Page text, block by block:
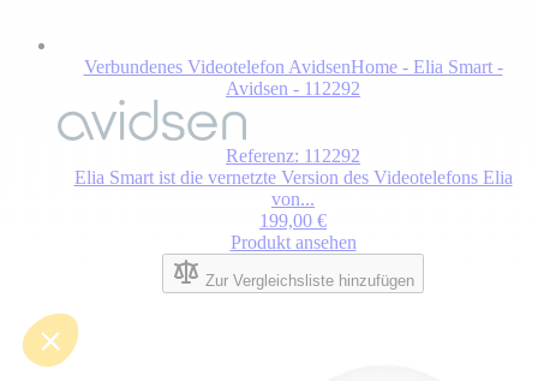
Verbundenes Videotelefon AvidsenHome - Elia Smart -
Avidsen - 112292
Referenz: 112292
Elia Smart ist die vernetzte Version des Videotelefons Elia
von...
199,00 €
Produkt ansehen
Zur Vergleichsliste hinzufügen